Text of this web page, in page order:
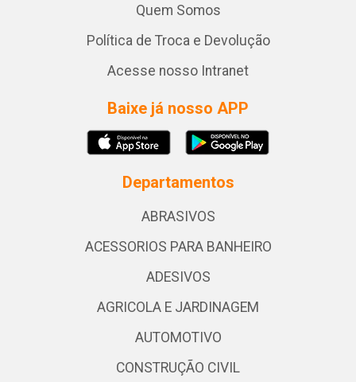
Quem Somos
Política de Troca e Devolução
Acesse nosso Intranet
Baixe já nosso APP
Departamentos
ABRASIVOS
ACESSORIOS PARA BANHEIRO
ADESIVOS
AGRICOLA E JARDINAGEM
AUTOMOTIVO
CONSTRUÇÃO CIVIL